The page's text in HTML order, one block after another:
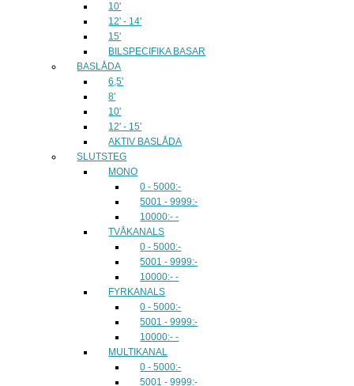
10'
12' - 14'
15'
BILSPECIFIKA BASAR
BASLÅDA
6,5'
8'
10'
12' - 15'
AKTIV BASLÅDA
SLUTSTEG
MONO
0 - 5000:-
5001 - 9999:-
10000:- -
TVÅKANALS
0 - 5000:-
5001 - 9999:-
10000:- -
FYRKANALS
0 - 5000:-
5001 - 9999:-
10000:- -
MULTIKANAL
0 - 5000:-
5001 - 9999:-